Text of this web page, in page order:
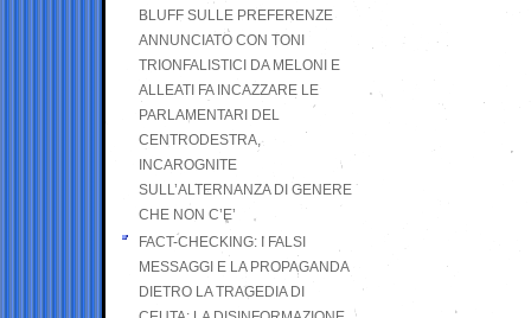
BLUFF SULLE PREFERENZE
ANNUNCIATO CON TONI
TRIONFALISTICI DA MELONI E
ALLEATI FA INCAZZARE LE
PARLAMENTARI DEL
CENTRODESTRA,
INCAROGNITE
SULL’ALTERNANZA DI GENERE
CHE NON C’E’
FACT-CHECKING: I FALSI
MESSAGGI E LA PROPAGANDA
DIETRO LA TRAGEDIA DI